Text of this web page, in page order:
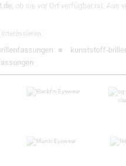
, ob sie vor Ort verfügbar ist.
■ kunststoff-